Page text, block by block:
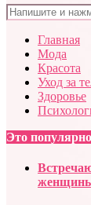
Главная
Мода
Красота
Уход за
Здоровье
Это популярно
женщины